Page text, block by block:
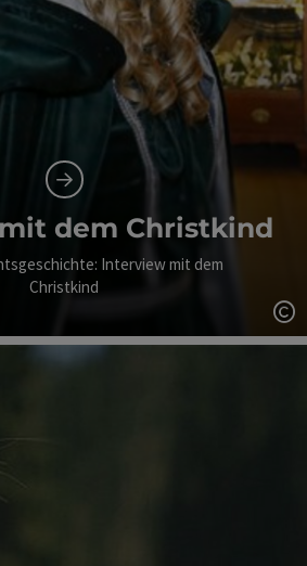
dem Christkind
Interview mit dem
Christkind